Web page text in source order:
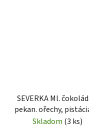
SEVERKA Ml.
pekan. ořechy,
55g (9042)
Skladom (3 ks)